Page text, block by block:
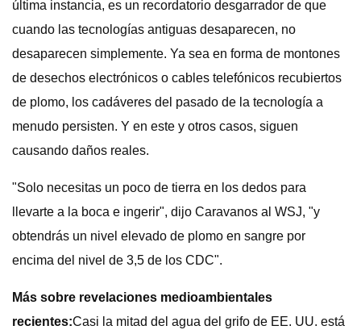
última instancia, es un recordatorio desgarrador de que
cuando las tecnologías antiguas desaparecen, no
desaparecen simplemente. Ya sea en forma de montones
de desechos electrónicos o cables telefónicos recubiertos
de plomo, los cadáveres del pasado de la tecnología a
menudo persisten. Y en este y otros casos, siguen
causando daños reales.
"Solo necesitas un poco de tierra en los dedos para
llevarte a la boca e ingerir", dijo Caravanos al WSJ, "y
obtendrás un nivel elevado de plomo en sangre por
encima del nivel de 3,5 de los CDC".
Más sobre revelaciones medioambientales
recientes:Casi la mitad del agua del grifo de EE. UU. está